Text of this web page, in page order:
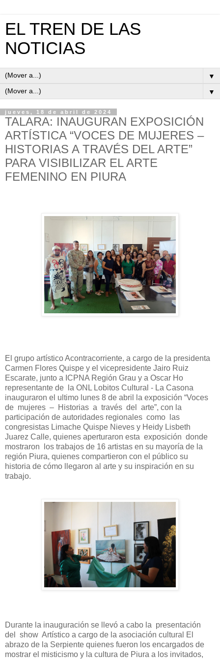
EL TREN DE LAS
NOTICIAS
▼
▼
jueves, 18 de abril de 2024
TALARA: INAUGURAN EXPOSICIÓN
ARTÍSTICA “VOCES DE MUJERES –
HISTORIAS A TRAVÉS DEL ARTE”
PARA VISIBILIZAR EL ARTE
FEMENINO EN PIURA
El grupo artístico Acontracorriente, a cargo de la presidenta
Carmen Flores Quispe y el vicepresidente Jairo Ruiz
Escarate, junto a ICPNA Región Grau y a Oscar Ho
representante de
la ONL Lobitos Cultural - La Casona
inauguraron el ultimo lunes 8 de abril la exposición “Voces
de mujeres – Historias a través del arte”, con la
participación de autoridades regionales como las
congresistas Limache Quispe Nieves y Heidy Lisbeth
Juarez Calle, quienes aperturaron esta exposición donde
mostraron los trabajos de 16 artistas en su mayoría de la
región Piura, quienes compartieron con el público su
historia de cómo llegaron al arte y su inspiración en su
trabajo.
Durante la inauguración se llevó a cabo la presentación
del show Artístico a cargo de la asociación cultural El
abrazo de la Serpiente quienes fueron los encargados de
mostrar el misticismo y la cultura de Piura a los invitados,